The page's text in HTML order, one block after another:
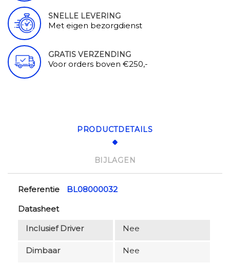
SNELLE LEVERING
Met eigen bezorgdienst
GRATIS VERZENDING
Voor orders boven €250,-
PRODUCTDETAILS
BIJLAGEN
Referentie
BL08000032
Datasheet
Inclusief Driver
Nee
Dimbaar Nee